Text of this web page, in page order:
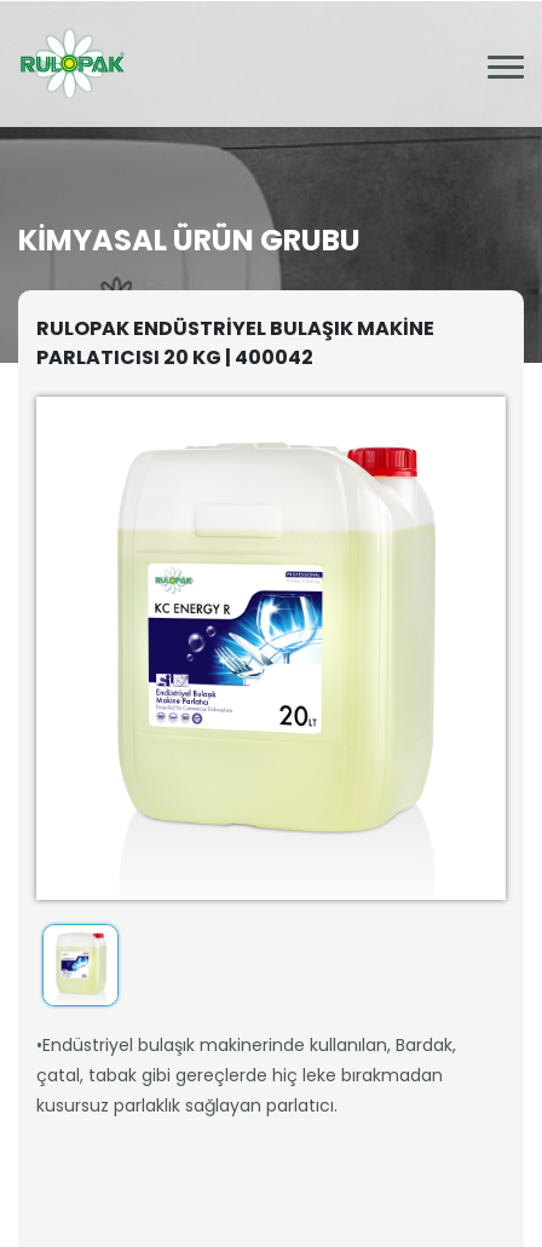
KIMYASAL ÜRÜN GRUBU
RULOPAK ENDÜSTRİYEL BULAŞIK MAKİNE
PARLATICISI 20 KG | 400042
•Endüstriyel bulaşık makinerinde kullanılan, Bardak,
çatal, tabak gibi gereçlerde hiç leke bırakmadan
kusursuz parlaklık sağlayan parlatıcı.